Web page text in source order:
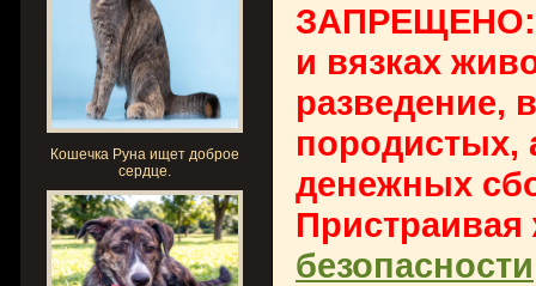
Кошечка Руна ищет доброе
сердце.
ЗАПРЕЩЕНО:
и вязках
разведение,
породистых,
денежных
безопасности